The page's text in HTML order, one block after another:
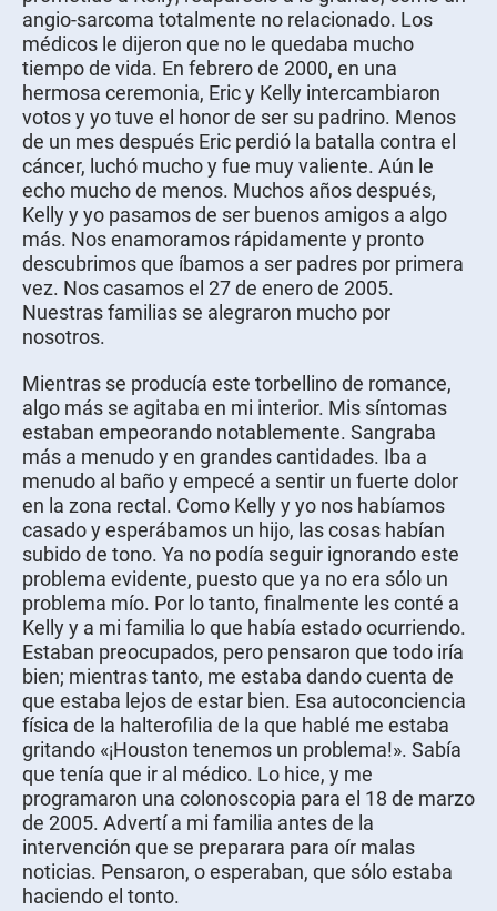
angio-sarcoma totalmente no relacionado. Los
médicos le dijeron que no le quedaba mucho
tiempo de vida. En febrero de 2000, en una
hermosa ceremonia, Eric y Kelly intercambiaron
votos y yo tuve el honor de ser su padrino. Menos
de un mes después Eric perdió la batalla contra el
cáncer, luchó mucho y fue muy valiente. Aún le
echo mucho de menos. Muchos años después,
Kelly y yo pasamos de ser buenos amigos a algo
más. Nos enamoramos rápidamente y pronto
descubrimos que íbamos a ser padres por primera
vez. Nos casamos el 27 de enero de 2005.
Nuestras familias se alegraron mucho por
nosotros.
Mientras se producía este torbellino de romance,
algo más se agitaba en mi interior. Mis síntomas
estaban empeorando notablemente. Sangraba
más a menudo y en grandes cantidades. Iba a
menudo al baño y empecé a sentir un fuerte dolor
en la zona rectal. Como Kelly y yo nos habíamos
casado y esperábamos un hijo, las cosas habían
subido de tono. Ya no podía seguir ignorando este
problema evidente, puesto que ya no era sólo un
problema mío. Por lo tanto, finalmente les conté a
Kelly y a mi familia lo que había estado ocurriendo.
Estaban preocupados, pero pensaron que todo iría
bien; mientras tanto, me estaba dando cuenta de
que estaba lejos de estar bien. Esa autoconciencia
física de la halterofilia de la que hablé me estaba
gritando «¡Houston tenemos un problema!». Sabía
que tenía que ir al médico. Lo hice, y me
programaron una colonoscopia para el 18 de marzo
de 2005. Advertí a mi familia antes de la
intervención que se preparara para oír malas
noticias. Pensaron, o esperaban, que sólo estaba
haciendo el tonto.